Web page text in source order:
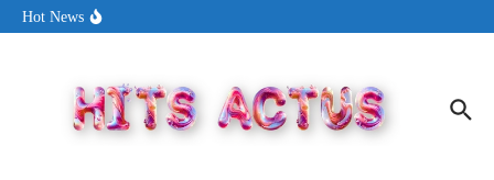
Aller au contenu
Hot News
« New Day »